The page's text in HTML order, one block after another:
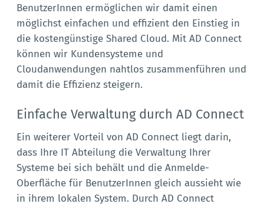
BenutzerInnen ermöglichen wir damit einen
möglichst einfachen und effizient den Einstieg in
die kostengünstige Shared Cloud. Mit AD Connect
können wir Kundensysteme und
Cloudanwendungen nahtlos zusammenführen und
damit die Effizienz steigern.
Einfache Verwaltung durch AD Connect
Ein weiterer Vorteil von AD Connect liegt darin,
dass Ihre IT Abteilung die Verwaltung Ihrer
Systeme bei sich behält und die Anmelde-
Oberfläche für BenutzerInnen gleich aussieht wie
in ihrem lokalen System. Durch AD Connect